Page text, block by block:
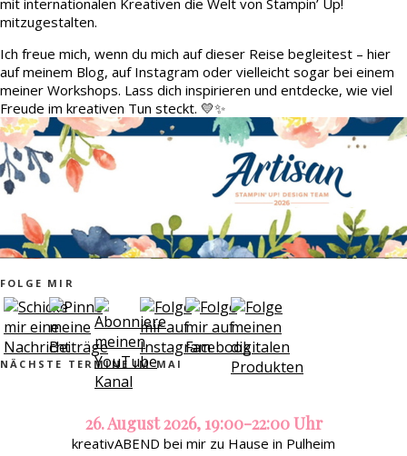
mit internationalen Kreativen die Welt von Stampin’ Up!
mitzugestalten.
Ich freue mich, wenn du mich auf dieser Reise begleitest – hier
auf meinem Blog, auf Instagram oder vielleicht sogar bei einem
meiner Workshops. Lass dich inspirieren und entdecke, wie viel
Freude im kreativen Tun steckt. 💛✨
FOLGE MIR
NÄCHSTE TERMINE IM MAI
26. August 2026, 19:00-22:00 Uhr
kreativABEND bei mir zu Hause in Pulheim